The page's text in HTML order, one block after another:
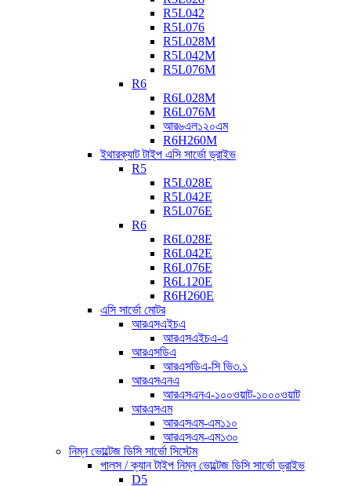
R5L042
R5L076
R5L028M
R5L042M
R5L076M
R6
R6L028M
R6L076M
আর৬এল১২০এম
R6H260M
ইথারক্যাট টাইপ এসি সার্ভো ড্রাইভ
R5
R5L028E
R5L042E
R5L076E
R6
R6L028E
R6L042E
R6L076E
R6L120E
R6H260E
এসি সার্ভো মোটর
আরএসএইচএ
আরএসএইচএ-এ
আরএসডিএ
আরএসডিএ-সি ভি৩.১
আরএসএনএ
আরএসএনএ-১০০ওয়াট-১০০০ওয়াট
আরএসএম
আরএসএম-এম১১০
আরএসএম-এম১৩০
নিম্ন ভোল্টেজ ডিসি সার্ভো সিস্টেম
পালস / ক্যান টাইপ নিম্ন ভোল্টেজ ডিসি সার্ভো ড্রাইভ
D5